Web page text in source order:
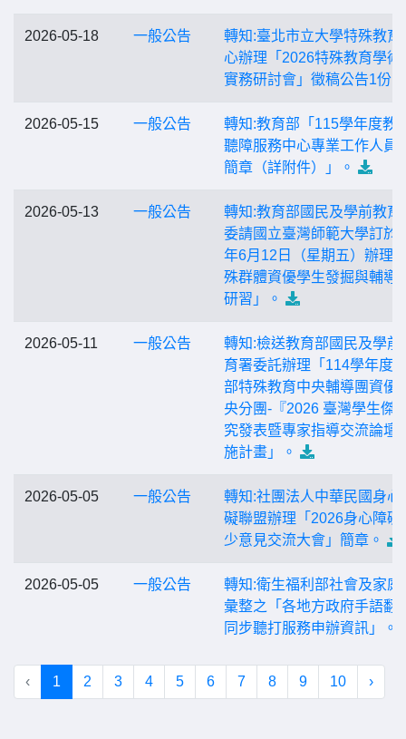
2026-05-18 一般公告
轉知:臺北市立大學特殊教育
心辦理「2026特殊教育學術
實務研討會」徵稿公告1份。
2026-05-15 一般公告
轉知:教育部「115學年度教
聽障服務中心專業工作人員
簡章（詳附件）」。
2026-05-13 一般公告
轉知:教育部國民及學前教育
委請國立臺灣師範大學訂於
年6月12日（星期五）辦理
殊群體資優學生發掘與輔導
研習」。
2026-05-11 一般公告
轉知:檢送教育部國民及學前
育署委託辦理「114學年度
部特殊教育中央輔導團資優
央分團-『2026 臺灣學生傑
究發表暨專家指導交流論壇
施計畫」。
2026-05-05 一般公告
轉知:社團法人中華民國身心
礙聯盟辦理「2026身心障礙
少意見交流大會」簡章。
2026-05-05 一般公告
轉知:衛生福利部社會及家庭
彙整之「各地方政府手語翻
同步聽打服務申辦資訊」。
‹ 1 2 3 4 5 6 7 8 9 10 ›